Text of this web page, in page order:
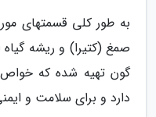
به طور کلی قسمتهای
صمغ (کتیرا) و ریشه
گون تهیه شده که
دارد و برای سلامت و